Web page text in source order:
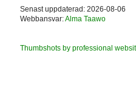
Senast uppdaterad: 2026-08-06
Webbansvar:Alma Taawo
Thumbshots by professional